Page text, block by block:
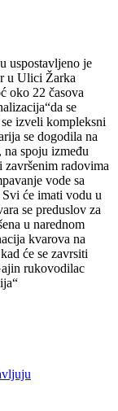
uspostavljeno je
u Ulici Žarka
oko 22 časova
se
izveli kompleksni
se dogodila na
na spoju između
završenim radovima
vode sa
Svi će imati vodu u
se preduslov za
u narednom
kvarova na
će se zavrsiti
rukovodilac